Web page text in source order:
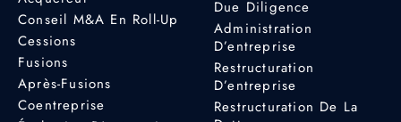
Conseil M&A En Roll-Up
Cessions
Fusions
Après-Fusions
Coentreprise
Due Diligence
Administration
D’entreprise
Restructuration
D’entreprise
Restructuration De La